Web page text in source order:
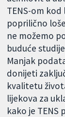
TENS-om
poprilično
ne možemo
buduće
Manjak
donijeti
kvalitetu
lijekova za
kako je TENS